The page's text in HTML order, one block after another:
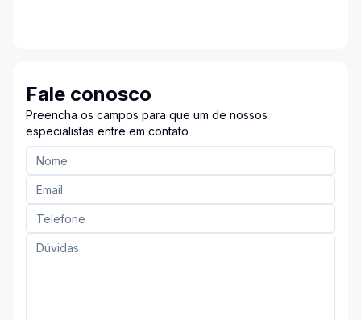
Fale conosco
Preencha os campos para que um de nossos
especialistas entre em contato